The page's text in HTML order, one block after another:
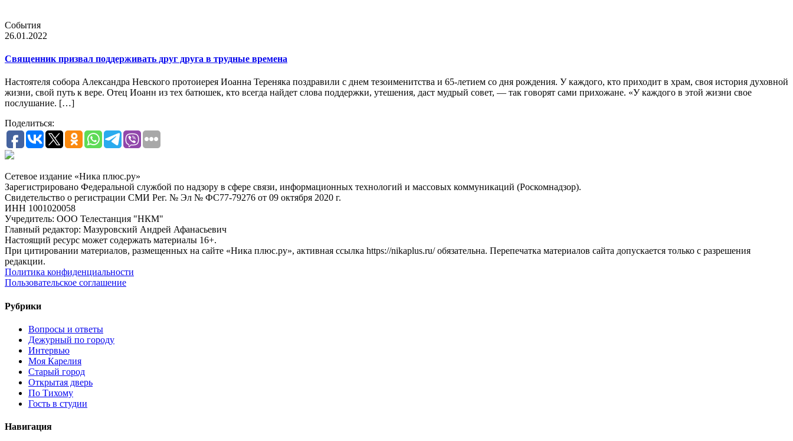
События
26.01.2022
Священник призвал поддерживать друг друга в трудные времена
Настоятеля собора Александра Невского протоиерея Иоанна Тереняка поздравили с днем тезоименитства и 65-летием со дня рождения. У каждого, кто приходит в храм, своя история духовной
жизни, свой путь к вере. Отец Иоанн из тех батюшек, кто всегда найдет слова поддержки, утешения, даст мудрый совет, — так говорят сами прихожане. «У каждого в этой жизни свое
послушание. […]
Поделиться:
Сетевое издание «Ника плюс.ру»
Зарегистрировано Федеральной службой по надзору в сфере связи, информационных технологий и массовых коммуникаций (Роскомнадзор).
Свидетельство о регистрации СМИ Рег. № Эл № ФС77-79276 от 09 октября 2020 г.
ИНН 1001020058
Учредитель: ООО Телестанция "НКМ"
Главный редактор: Мазуровский Андрей Афанасьевич
Настоящий ресурс может содержать материалы 16+.
При цитировании материалов, размещенных на сайте «Ника плюс.ру», активная ссылка https://nikaplus.ru/ обязательна. Перепечатка материалов сайта допускается только с разрешения
редакции.
Политика конфиденциальности
Пользовательское соглашение
Рубрики
Вопросы и ответы
Дежурный по городу
Интервью
Моя Карелия
Старый город
Открытая дверь
По Тихому
Гость в студии
Навигация